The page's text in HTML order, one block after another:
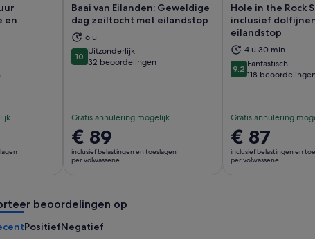
en
een nieuwe tab
Baai van Eilanden: Geweldige
dag zeiltocht met eilandstop
6 u
1010 van 10
Uitzonderlijk
32 beoordelingen
Gratis annulering mogelijk
De
prijs
is
volwassene
€ 89
inclusief belastingen en toeslagen
per volwassene
Opent een nieuwe tab
Hole in the Rock
inclusief
eilandstop
4 u 30 min
9.29.2 van 10
Fantastisch
118
Gratis annulering
De
prijs
is
€ 87
inclusief belastingen en
per volwassene
beoordelingen op
PositiefNegatief